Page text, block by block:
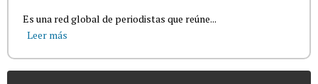
Es una red global de periodistas que reúne...
Leer más